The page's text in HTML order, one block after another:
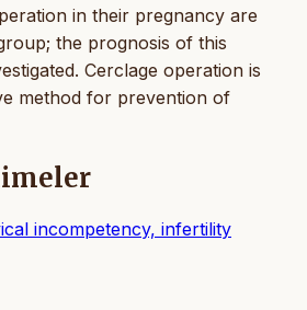
in their pregnancy are
the prognosis of this
Cerclage operation is
method for prevention of
incompetency, infertility